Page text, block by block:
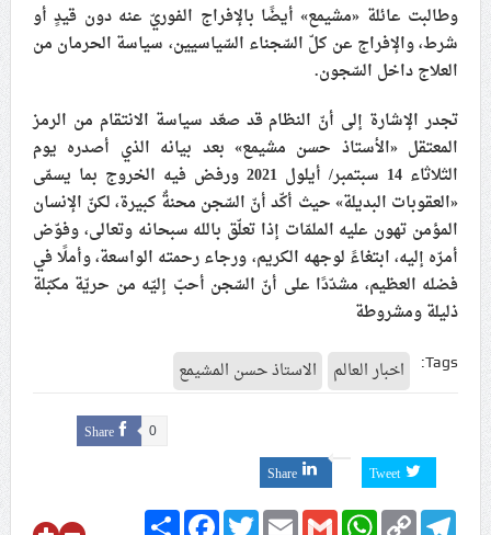
وطالبت عائلة «مشيمع» أيضًا بالإفراج الفوريّ عنه دون قيدٍ أو
شرط، والإفراج عن كلّ السّجناء السّياسيين، سياسة الحرمان من
العلاج داخل السّجون.
تجدر الإشارة إلى أنّ النظام قد صعّد سياسة الانتقام من الرمز
المعتقل «الأستاذ حسن مشيمع» بعد بيانه الذي أصدره يوم
الثلاثاء 14 سبتمبر/ أيلول 2021 ورفض فيه الخروج بما يسمّى
«العقوبات البديلة» حيث أكّد أنّ السّجن محنةٌ كبيرة، لكنّ الإنسان
المؤمن تهون عليه الملمّات إذا تعلّق بالله سبحانه وتعالى، وفوّض
أمرّه إليه، ابتغاءً لوجهه الكريم، ورجاء رحمته الواسعة، وأملًا في
فضله العظيم، مشدّدًا على أنّ السّجن أحبّ إليّه من حريّة مكبّلة
ذليلة ومشروطة
Tags: اخبار العالم الاستاذ حسن المشيمع
Share 0
Tweet
Share
ShareFacebookTwitterEmailGmail
WhatsApp CopyTelegram